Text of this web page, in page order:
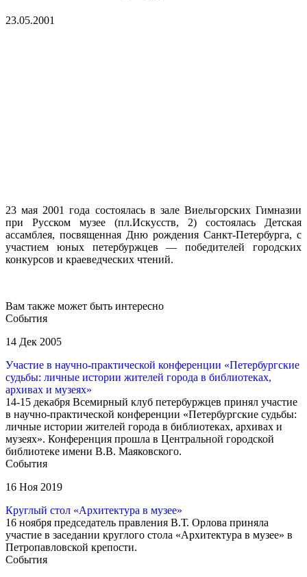
23.05.2001
23 мая 2001 года состоялась в зале Виельгорских Гимназии
при Русском музее (пл.Искусств, 2) состоялась Детская
ассамблея, посвященная Дню рождения Санкт-Петербурга, с
участием юных петербуржцев — победителей городских
конкурсов и краеведческих чтений.
Вам также может быть интересно
События
14 Дек 2005
Участие в научно-практической конференции «Петербургские
судьбы: личные истории жителей города в библиотеках,
архивах и музеях»
14-15 декабря Всемирный клуб петербуржцев принял участие
в научно-практической конференции «Петербургские судьбы:
личные истории жителей города в библиотеках, архивах и
музеях». Конференция прошла в Центральной городской
библиотеке имени В.В. Маяковского.
События
16 Ноя 2019
Круглый стол «Архитектура в музее»
16 ноября председатель правления В.Т. Орлова приняла
участие в заседании круглого стола «Архитектура в музее» в
Петропавловской крепости.
События